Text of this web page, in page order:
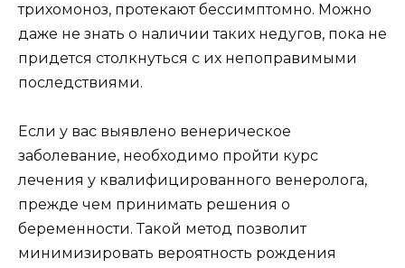
трихомоноз, протекают бессимптомно. Можно
даже не знать о наличии таких недугов, пока не
придется столкнуться с их непоправимыми
последствиями.
Если у вас выявлено венерическое
заболевание, необходимо пройти курс
лечения у квалифицированного венеролога,
прежде чем принимать решения о
беременности. Такой метод позволит
минимизировать вероятность рождения